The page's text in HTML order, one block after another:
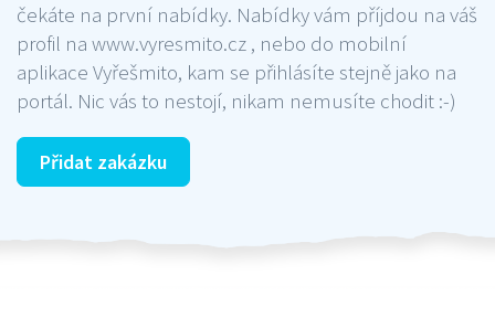
čekáte na první nabídky. Nabídky vám příjdou na váš
profil na www.vyresmito.cz , nebo do mobilní
aplikace Vyřešmito, kam se přihlásíte stejně jako na
portál. Nic vás to nestojí, nikam nemusíte chodit :-)
Přidat zakázku